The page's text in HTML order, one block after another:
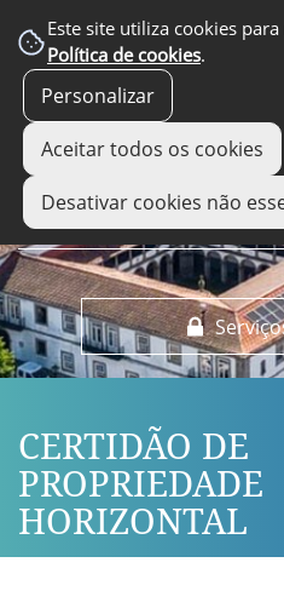
Este site utiliza cookies
Política de cookies.
Personalizar
Aceitar todos os cookies
Desativar cookies não
EM DESTAQUE
CERTIDÃO DE
PROPRIEDADE
HORIZONTAL